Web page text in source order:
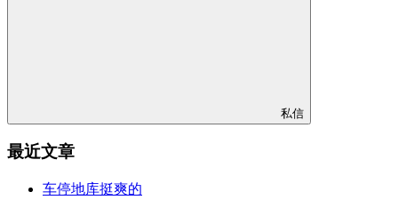
私信
最近文章
车停地库挺爽的